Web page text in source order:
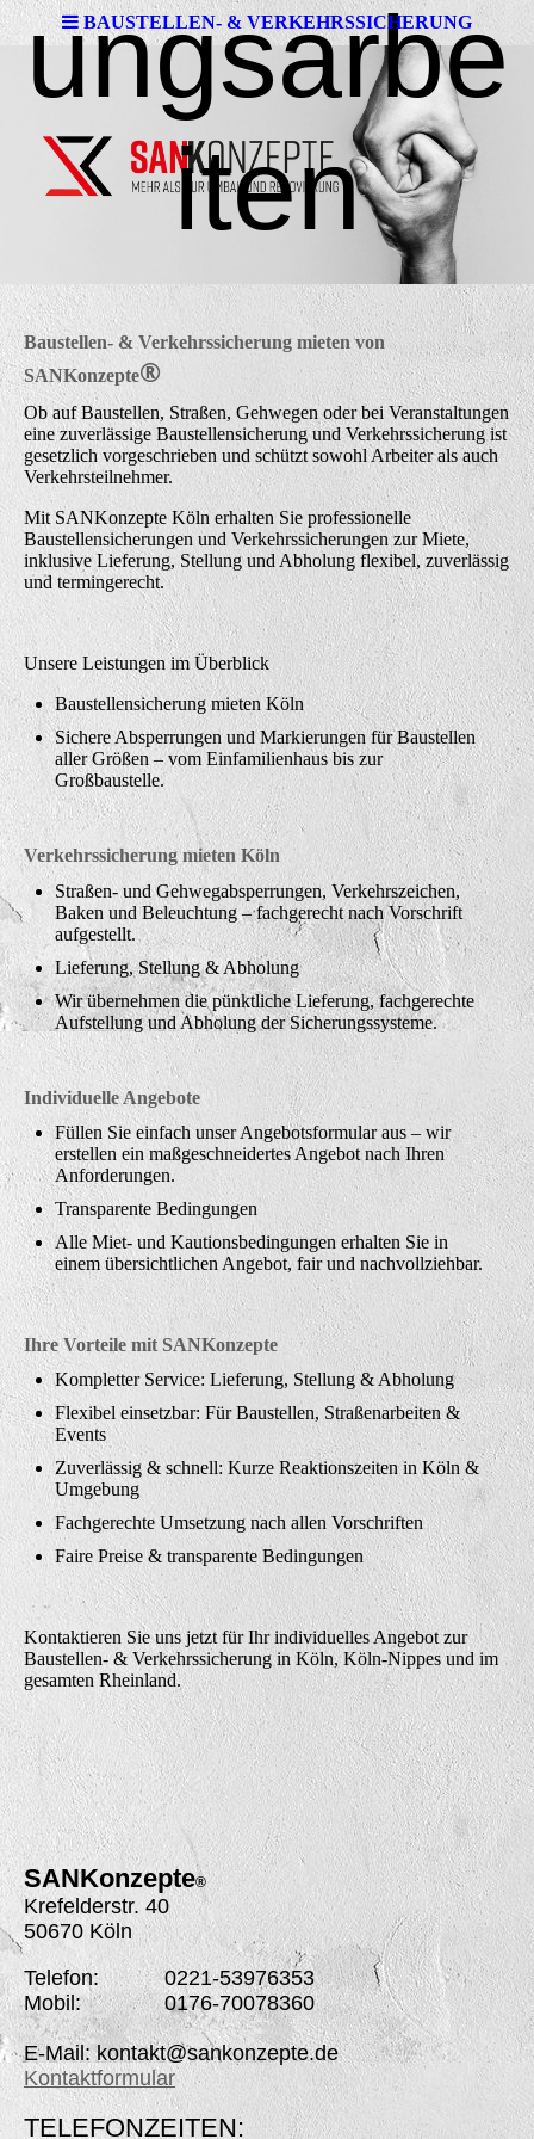
BAUSTELLEN-​ & VERKEHRSSICHERUNG
ungsarbe
iten
Baustellen-​ & Verkehrssicherung mieten von
SANKonzepte®
Ob auf Baustellen, Straßen, Gehwegen oder bei Veranstaltungen
eine zuverlässige Baustellensicherung und Verkehrssicherung ist
gesetzlich vorgeschrieben und schützt sowohl Arbeiter als auch
Verkehrsteilnehmer.
Mit SANKonzepte Köln erhalten Sie professionelle
Baustellensicherungen und Verkehrssicherungen zur Miete,
inklusive Lieferung, Stellung und Abholung flexibel, zuverlässig
und termingerecht.
Unsere Leistungen im Überblick
Baustellensicherung mieten Köln
Sichere Absperrungen und Markierungen für Baustellen
aller Größen – vom Einfamilienhaus bis zur
Großbaustelle.
Verkehrssicherung mieten Köln
Straßen- und Gehwegabsperrungen, Verkehrszeichen,
Baken und Beleuchtung – fachgerecht nach Vorschrift
aufgestellt.
Lieferung, Stellung & Abholung
Wir übernehmen die pünktliche Lieferung, fachgerechte
Aufstellung und Abholung der Sicherungssysteme.
Individuelle Angebote
Füllen Sie einfach unser Angebotsformular aus – wir
erstellen ein maßgeschneidertes Angebot nach Ihren
Anforderungen.
Transparente Bedingungen
Alle Miet- und Kautionsbedingungen erhalten Sie in
einem übersichtlichen Angebot, fair und nachvollziehbar.
Ihre Vorteile mit SANKonzepte
Kompletter Service: Lieferung, Stellung & Abholung
Flexibel einsetzbar: Für Baustellen, Straßenarbeiten &
Events
Zuverlässig & schnell: Kurze Reaktionszeiten in Köln &
Umgebung
Fachgerechte Umsetzung nach allen Vorschriften
Faire Preise & transparente Bedingungen
Kontaktieren Sie uns jetzt für Ihr individuelles Angebot zur
Baustellen- & Verkehrssicherung in Köln, Köln-Nippes und im
gesamten Rheinland.
SANKonzepte®
Krefelderstr. 40
50670 Köln
Telefon: 0221-53976353
Mobil: 0176-70078360
E-Mail: kontakt@sankonzepte.de
Kontaktformular
TELEFONZEITEN: